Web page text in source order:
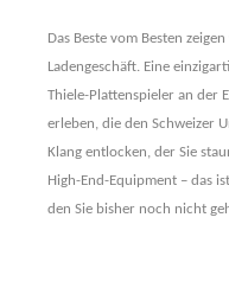
Das Beste vom Besten
Ladengeschäft. Eine
Thiele-Plattenspieler an der
erleben, die den Schweizer
Klang entlocken, der Sie
High-End-Equipment – das
den Sie bisher noch nicht